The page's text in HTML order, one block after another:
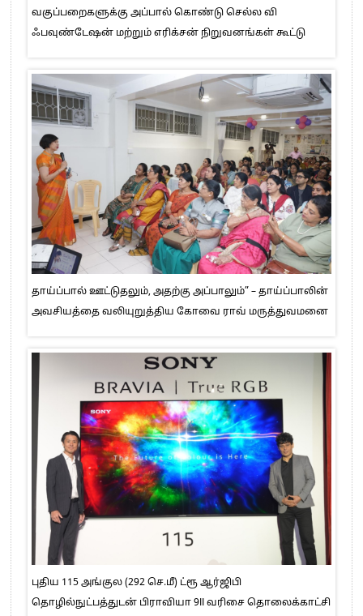
வகுப்பறைகளுக்கு அப்பால் கொண்டு செல்ல வி
ஃபவுண்டேஷன் மற்றும் எரிக்சன் நிறுவனங்கள் கூட்டு
தாய்ப்பால் ஊட்டுதலும், அதற்கு அப்பாலும்” – தாய்ப்பாலின்
அவசியத்தை வலியுறுத்திய கோவை ராவ் மருத்துவமனை
புதிய 115 அங்குல (292 செ.மீ) ட்ரூ ஆர்ஜிபி
தொழில்நுட்பத்துடன் பிராவியா 9II வரிசை தொலைக்காட்சி